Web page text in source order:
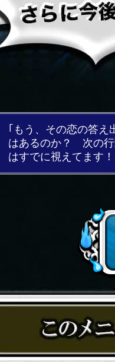
｢もう、その恋の答え
はあるのか？ 次の
はすでに視えてます